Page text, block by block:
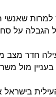
שאנשי
הגבלה על
חדר מצב
מול
בישראל